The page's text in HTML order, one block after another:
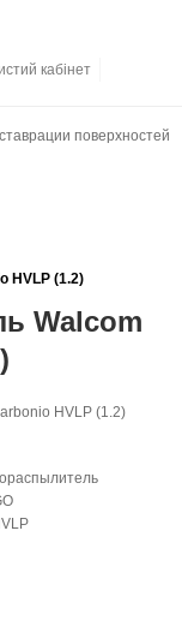
кабінет
HVLP (1.2)
Walcom